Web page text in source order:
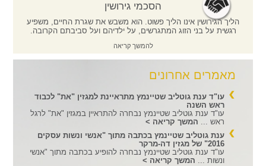
הסכמי גירושין
הליך הגירושין אינו הליך פשוט. הוא משבש את שגרת החיים, משפיע
רגשית על בני הזוג המתגרשים, על ילדיהם ועל סביבתם הקרובה.
להמשך קריאה
מאמרים אחרונים
עו"ד ענת גוטליב שטיינמץ מתראיינת למגזין "את" לכבוד
ראש השנה
עו"ד ענת גוטליב שטיינמץ נבחרה להתראיין במגזין "את" לרגל
ראש ... המשך קריאה >
ענת גוטליב שטיינמץ בכתבה מתוך "אנשי ונשות עסקים
2016" של מגזין דה-מרקר
עו"ד ענת גוטליב שטיינמץ נבחרה להופיע בכתבה מתוך "אנשי
ונשות ... המשך קריאה >